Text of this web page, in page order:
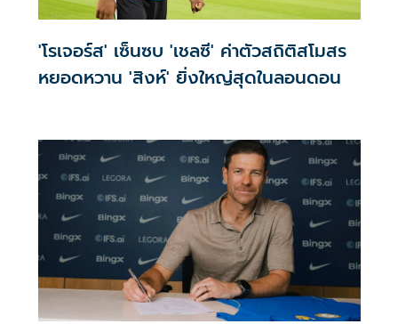
'โรเจอร์ส' เซ็นซบ 'เชลซี' ค่าตัวสถิติสโมสร
หยอดหวาน 'สิงห์' ยิ่งใหญ่สุดในลอนดอน